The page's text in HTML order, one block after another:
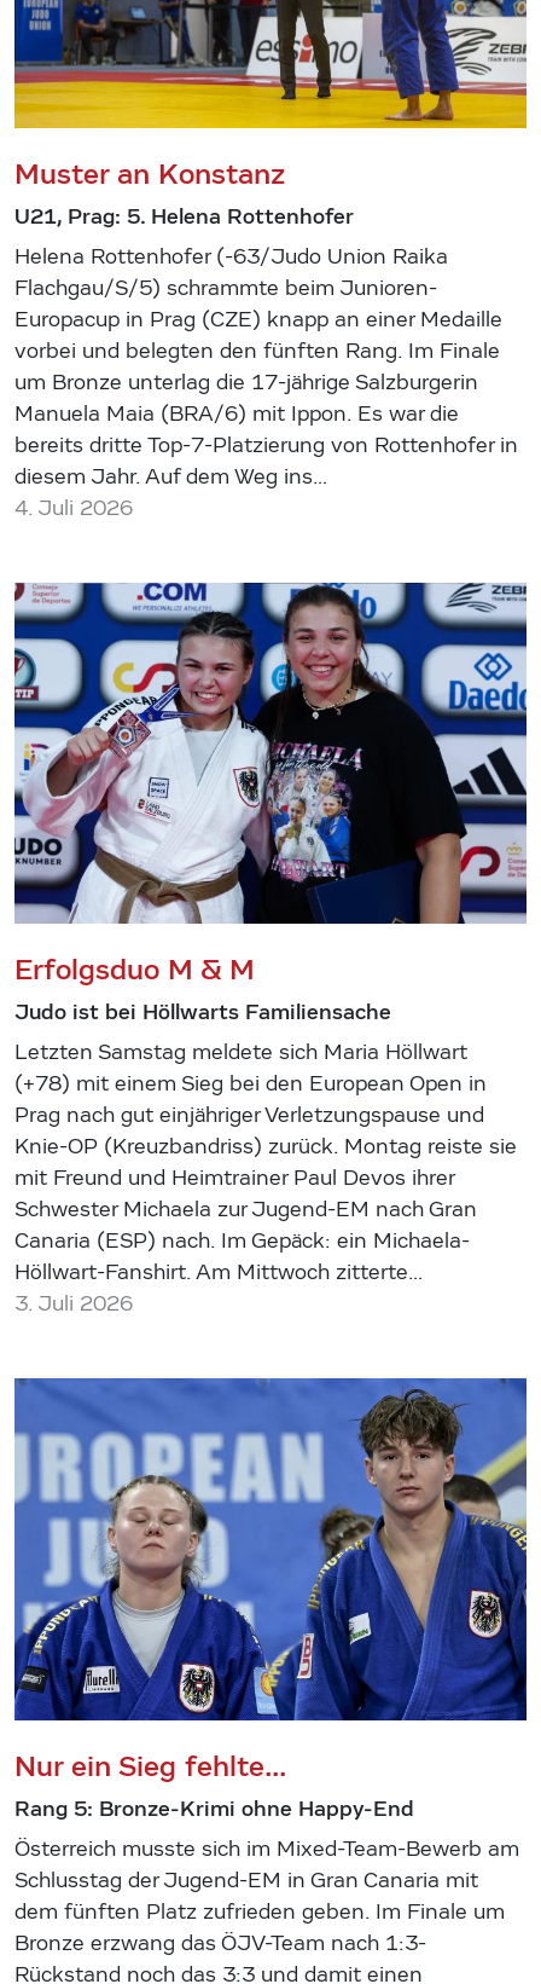
Muster an Konstanz
U21, Prag: 5. Helena Rottenhofer
Helena Rottenhofer (-63/Judo Union Raika
Flachgau/S/5) schrammte beim Junioren-
Europacup in Prag (CZE) knapp an einer Medaille
vorbei und belegten den fünften Rang. Im Finale
um Bronze unterlag die 17-jährige Salzburgerin
Manuela Maia (BRA/6) mit Ippon. Es war die
bereits dritte Top-7-Platzierung von Rottenhofer in
diesem Jahr. Auf dem Weg ins…
4. Juli 2026
Erfolgsduo M & M
Judo ist bei Höllwarts Familiensache
Letzten Samstag meldete sich Maria Höllwart
(+78) mit einem Sieg bei den European Open in
Prag nach gut einjähriger Verletzungspause und
Knie-OP (Kreuzbandriss) zurück. Montag reiste sie
mit Freund und Heimtrainer Paul Devos ihrer
Schwester Michaela zur Jugend-EM nach Gran
Canaria (ESP) nach. Im Gepäck: ein Michaela-
Höllwart-Fanshirt. Am Mittwoch zitterte…
3. Juli 2026
Nur ein Sieg fehlte...
Rang 5: Bronze-Krimi ohne Happy-End
Österreich musste sich im Mixed-Team-Bewerb am
Schlusstag der Jugend-EM in Gran Canaria mit
dem fünften Platz zufrieden geben. Im Finale um
Bronze erzwang das ÖJV-Team nach 1:3-
Rückstand noch das 3:3 und damit einen